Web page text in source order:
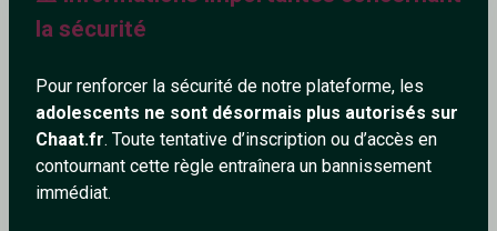
la sécurité
Pour renforcer la sécurité de notre plateforme, les
adolescents ne sont désormais plus autorisés sur
Chaat.fr. Toute tentative d’inscription ou d’accès en
contournant cette règle entraînera un bannissement
immédiat.
Ajouter un commentaire (0) Tchatter
Le profil n'a pas encore de commentaire.